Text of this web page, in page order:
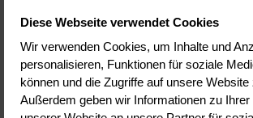
Diese Webseite verwendet Cookies
Wir verwenden Cookies, um Inhalte und
personalisieren, Funktionen für soziale
können und die Zugriffe auf unsere
Außerdem geben wir Informationen zu Ihrer
der
sollten:
Vulcania – Um mehr über Vulkane, aber
im Weltraum und Naturphänomene zu
Sie und erkunden Sie Vulcania, um zu